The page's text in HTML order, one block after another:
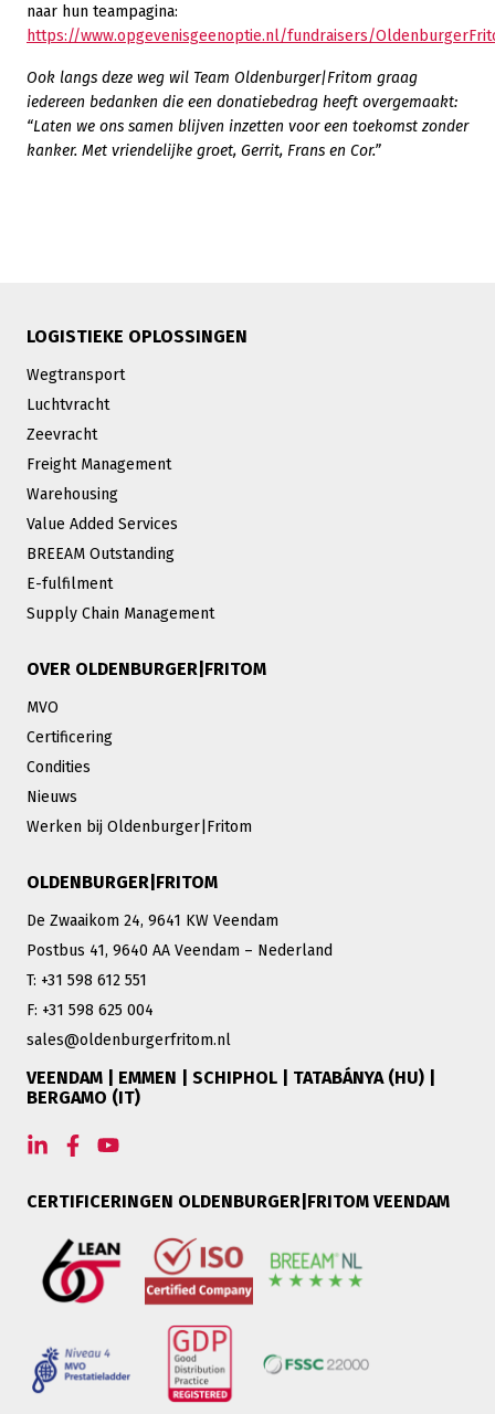
naar hun teampagina:
https://www.opgevenisgeenoptie.nl/fundraisers/
Ook langs deze weg wil Team Oldenburger|Fritom graag
iedereen bedanken die een donatiebedrag heeft overgemaakt:
“Laten we ons samen blijven inzetten voor een toekomst zonder
kanker. Met vriendelijke groet, Gerrit, Frans en Cor.”
LOGISTIEKE OPLOSSINGEN
Wegtransport
Luchtvracht
Zeevracht
Freight Management
Warehousing
Value Added Services
BREEAM Outstanding
E-fulfilment
Supply Chain Management
OVER OLDENBURGER|FRITOM
MVO
Certificering
Condities
Nieuws
Werken bij Oldenburger|Fritom
OLDENBURGER|FRITOM
De Zwaaikom 24, 9641 KW Veendam
Postbus 41, 9640 AA Veendam – Nederland
T: +31 598 612 551
F: +31 598 625 004
sales@oldenburgerfritom.nl
VEENDAM | EMMEN | SCHIPHOL | TATABÁNYA (HU) |
BERGAMO (IT)
CERTIFICERINGEN OLDENBURGER|FRITOM VEENDAM